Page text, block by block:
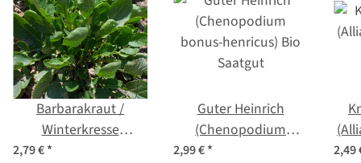
Barbarakraut /
Winterkresse
(Barbarea vulgaris) Bio
2,79 €*
Guter Heinrich
(Chenopodium
bonus-henricus) Bio
2,99 €* 2,49